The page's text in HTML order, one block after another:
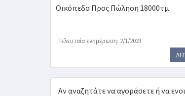
Οικόπεδο Προς Πώληση 18000τμ.
Τελευταία ενημέρωση: 2/1/2023
Αν αναζητάτε να αγοράσετε ή να